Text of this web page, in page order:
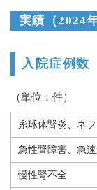
実績（2024
入院症例数
（単位：件）
糸球体腎炎、ネ
急性腎障害、急
慢性腎不全